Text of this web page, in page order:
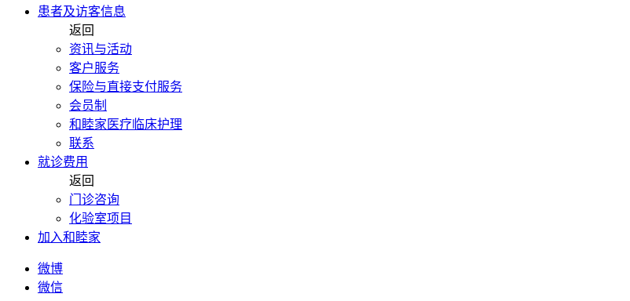
患者及访客信息
返回
资讯与活动
客户服务
保险与直接支付服务
会员制
和睦家医疗临床护理
联系
就诊费用
返回
门诊咨询
化验室项目
加入和睦家
微博
微信